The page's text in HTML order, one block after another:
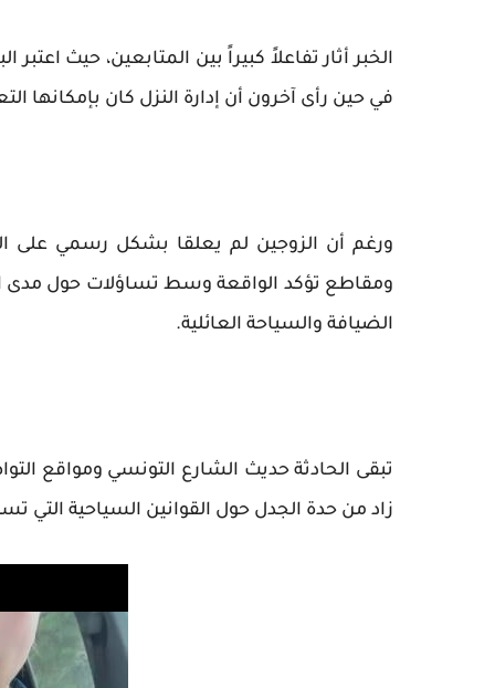
الخبر أثار تفاعلاً كبيراً بين المتابعين، حيث
في حين رأى آخرون أن إدارة النزل كان بإمكانها
ورغم أن الزوجين لم يعلقا بشكل رسمي على
ومقاطع تؤكد الواقعة وسط تساؤلات حول مدى
الضيافة والسياحة العائلية.
تبقى الحادثة حديث الشارع التونسي ومواقع
زاد من حدة الجدل حول القوانين السياحية التي